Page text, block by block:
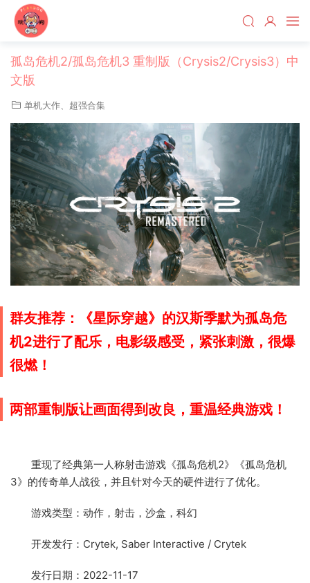
孤岛危机2/孤岛危机3 重制版（Crysis2/Crysis3）中
文版
单机大作 超强合集
群友推荐： 《星际穿越》的汉斯季默为孤岛危
机2进行了配乐，电影级感受，紧张刺激，很爆
很燃！
两部重制版让画面得到改良，重温经典游戏！
重现了经典第一人称射击游戏《孤岛危机2》《孤岛危机
3》的传奇单人战役，并且针对今天的硬件进行了优化。
游戏类型：动作，射击，沙盒，科幻
开发发行：Crytek, Saber Interactive / Crytek
发行日期：2022-11-17